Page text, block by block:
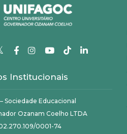
Institucionais
Sociedade Educacional
Ozanam Coelho LTDA
0001-74